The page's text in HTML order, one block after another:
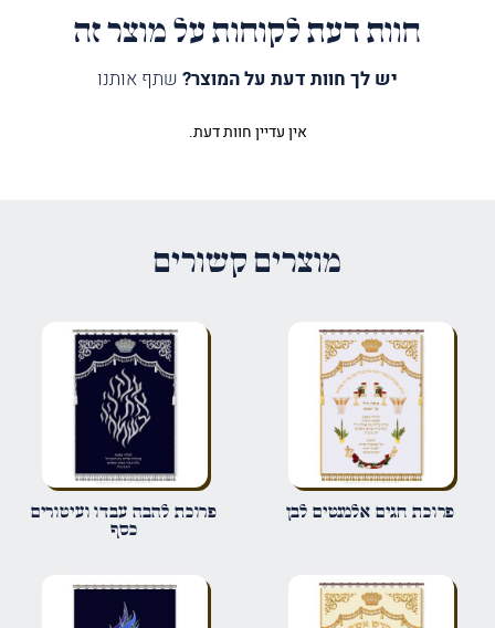
חוות דעת לקוחות על מוצר זה
יש לך חוות דעת על המוצר? שתף אותנו
הביקורת שלך*
שם*
אימייל*
אין עדיין חוות דעת.
מוצרים קשורים
פרוכת חגים אלמנטים לבן
פרוכת להבה עבדו ועיטורים
כסף